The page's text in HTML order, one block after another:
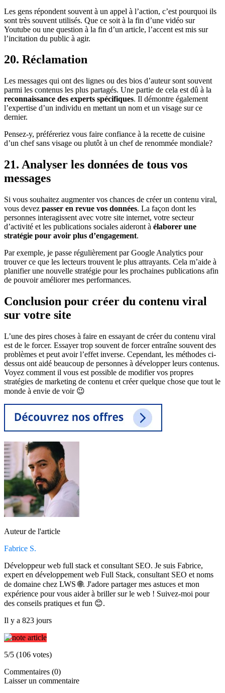
Les gens répondent souvent à un appel à l’action, c’est pourquoi ils
sont très souvent utilisés. Que ce soit à la fin d’une vidéo sur
Youtube ou une question à la fin d’un article, l’accent est mis sur
l’incitation du public à agir.
20. Réclamation
Les messages qui ont des lignes ou des bios d’auteur sont souvent
parmi les contenus les plus partagés. Une partie de cela est dû à la
reconnaissance des experts spécifiques. Il démontre également
l’expertise d’un individu en mettant un nom et un visage sur ce
dernier.
Pensez-y, préféreriez vous faire confiance à la recette de cuisine
d’un chef sans visage ou plutôt à un chef de renommée mondiale?
21. Analyser les données de tous vos
messages
Si vous souhaitez augmenter vos chances de créer un contenu viral,
vous devez passer en revue vos données. La façon dont les
personnes interagissent avec votre site internet, votre secteur
d’activité et les publications sociales aideront à élaborer une
stratégie pour avoir plus d’engagement.
Par exemple, je passe régulièrement par Google Analytics pour
trouver ce que les lecteurs trouvent le plus attrayants. Cela m’aide à
planifier une nouvelle stratégie pour les prochaines publications afin
de pouvoir améliorer mes performances.
Conclusion pour créer du contenu viral
sur votre site
L’une des pires choses à faire en essayant de créer du contenu viral
est de le forcer. Essayer trop souvent de forcer entraîne souvent des
problèmes et peut avoir l’effet inverse. Cependant, les méthodes ci-
dessus ont aidé beaucoup de personnes à développer leurs contenus.
Voyez comment il vous est possible de modifier vos propres
stratégies de marketing de contenu et créer quelque chose que tout le
monde à envie de voir 😉
Auteur de l'article
Fabrice S.
Développeur web full stack et consultant SEO. Je suis Fabrice,
expert en développement web Full Stack, consultant SEO et noms
de domaine chez LWS 🌐. J'adore partager mes astuces et mon
expérience pour vous aider à briller sur le web ! Suivez-moi pour
des conseils pratiques et fun 😊.
Il y a 823 jours
5/5 (106 votes)
Commentaires (0)
Laisser un commentaire